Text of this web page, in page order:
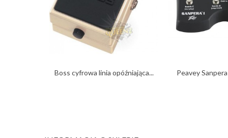
Boss cyfrowa linia opóźniająca... Peavey